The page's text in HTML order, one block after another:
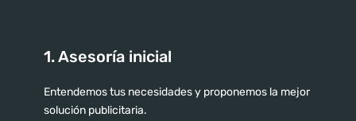
1. Asesoría inicial
Entendemos tus necesidades y proponemos la mejor
solución publicitaria.